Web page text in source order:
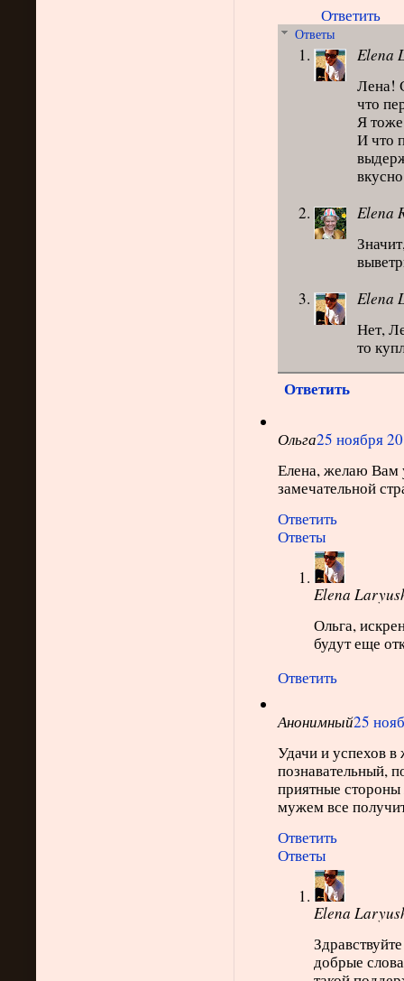
Ответить
Ответы
Elena
Лена!
что
Я
И что
Elena
Elena
Нет,
то
Ответить
Ольга25 ноября
Елена, желаю Вам
замечательной
Ответить
Ответы
Elena
Ольга,
будут еще
Ответить
Анонимный25
Удачи и успехов
познавательный,
приятные стороны
мужем все
Ответить
Ответы
Elena
добрые